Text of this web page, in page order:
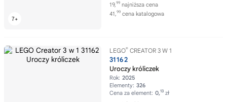
19,99 najniższa cena
41,99 cena katalogowa
LEGO® CREATOR 3 W 1
31162
Uroczy króliczek
Rok: 2025
Elementy: 326
Cena za element: 0,13 zł